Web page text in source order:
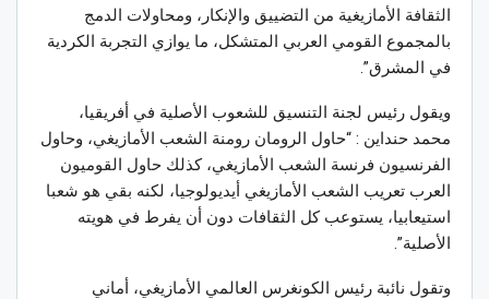
الثقافة الأمازيغية من التضييق والإنكار، ومحاولات الدمج
بالمجموع القومي العربي المتشكل، ما يوازي التجربة الكردية
في المشرق”.
ويقول رئيس لجنة التنسيق للشعوب الأصلية في أفريقيا،
محمد حنداين : “حاول الرومان رومنة الشعب الأمازيغي، وحاول
الفرنسيون فرنسة الشعب الأمازيغي، كذلك حاول القوميون
العرب تعريب الشعب الأمازيغي أيديولوجيا، لكنه بقي هو شعبا
استيعابيا، يستوعب كل الثقافات دون أن يفرط في هويته
الأصلية”.
وتقول نائبة رئيس الكونغرس العالمي الأمازيغي، أماني